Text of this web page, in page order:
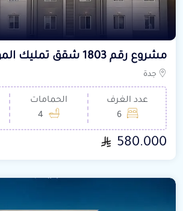
مشروع رقم 1803 شقق تمليك الموقع حي المروة
جدة
عدد الغرف
6
الحمامات
4
580.000